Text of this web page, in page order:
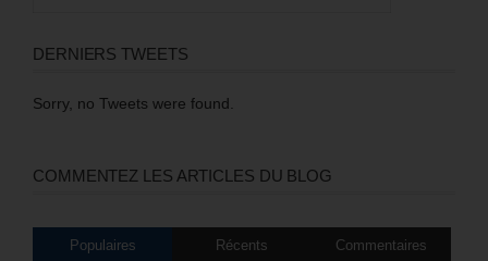
DERNIERS TWEETS
Sorry, no Tweets were found.
COMMENTEZ LES ARTICLES DU BLOG
Populaires Récents Commentaires